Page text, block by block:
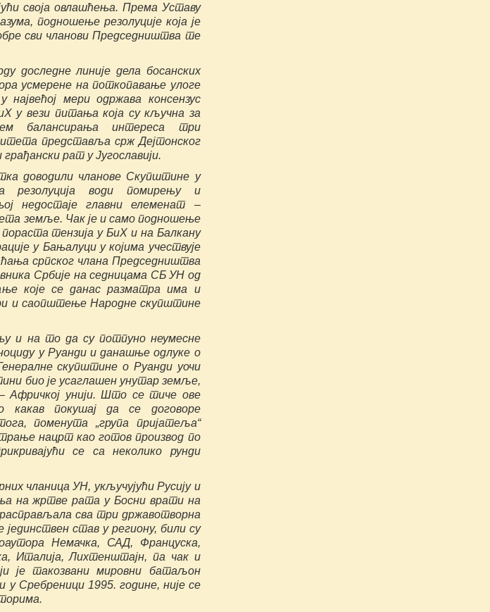
своја овлашћења. Према Уставу
подношење резолуције која је
сви чланови Председништва те
доследне линије дела босанских
усмерене на поткопавање улоге
мери одржава консензус
у вези питања која су кључна за
балансирања интереса три
представља срж Дејтонског
грађански рат у Југославији.
доводили чланове Скупштине у
резолуција води помирењу и
недостаје главни елеменат –
земље. Чак је и само подношење
тензија у БиХ и на Балкану
у Бањалуци у којима учествује
српског члана Председништва
Србије на седницама СБ УН од
које се данас разматра има и
и саопштење Народне скупштине
и на то да су потпуно неумесне
у Руанди и данашње одлуке о
скупштине о Руанди уочи
био је усаглашен унутар земље,
Афричкој унији. Што се тиче ове
какав покушај да се договоре
поменута „група пријатеља“
нацрт као готов производ по
се са неколико рунди
чланица УН, укључујући Русију и
на жртве рата у Босни врати на
сва три државотворна
став у региону, били су
Немачка, САД, Француска,
Италија, Лихтенштајн, па чак и
је такозвани мировни батаљон
у Сребреници 1995. године, није се